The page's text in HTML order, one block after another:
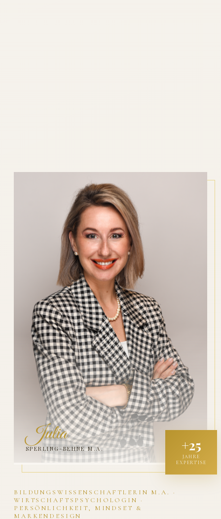
BILDUNGSWISSENSCHAFTLERIN M.A. ·
WIRTSCHAFTSPSYCHOLOGIN ·
PERSÖNLICHKEIT, MINDSET &
MARKENDESIGN
Julia
SPERLING-BEHNE M.A. +25
JAHRE
EXPERTISE